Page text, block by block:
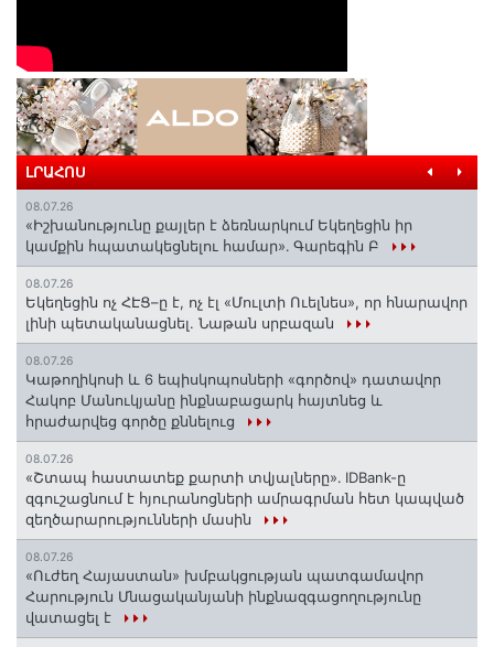
ԼՐԱՀՈՍ
08.07.26
«Իշխանությունը քայլեր է ձեռնարկում Եկեղեցին իր
կամքին հպատակեցնելու համար»․ Գարեգին Բ
08.07.26
Եկեղեցին ոչ ՀԷՑ–ը է, ոչ էլ «Մուլտի Ուելնես», որ հնարավոր
լինի պետականացնել. Նաթան սրբազան
08.07.26
️Կաթողիկոսի և 6 եպիսկոպոսների «գործով» դատավոր
Հակոբ Մանուկյանը ինքնաբացարկ հայտնեց և
հրաժարվեց գործը քննելուց
08.07.26
«Շտապ հաստատեք քարտի տվյալները»․ IDBank-ը
զգուշացնում է հյուրանոցների ամրագրման հետ կապված
զեղծարարությունների մասին
08.07.26
«Ուժեղ Հայաստան» խմբակցության պատգամավոր
Հարություն Մնացականյանի ինքնազգացողությունը
վատացել է